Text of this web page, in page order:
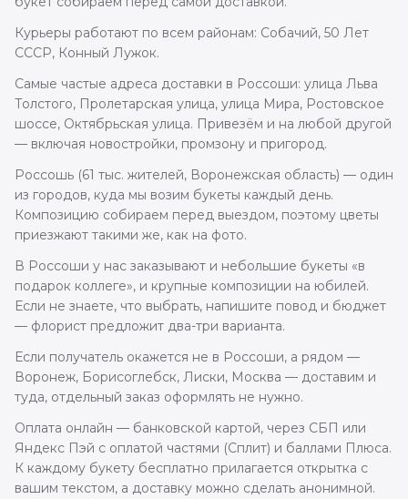
Курьеры работают по всем районам: Собачий, 50 Лет
СССР, Конный Лужок.
Самые частые адреса доставки в Россоши: улица Льва
Толстого, Пролетарская улица, улица Мира, Ростовское
шоссе, Октябрьская улица. Привезём и на любой другой
— включая новостройки, промзону и пригород.
Россошь (61 тыс. жителей, Воронежская область) — один
из городов, куда мы возим букеты каждый день.
Композицию собираем перед выездом, поэтому цветы
приезжают такими же, как на фото.
В Россоши у нас заказывают и небольшие букеты «в
подарок коллеге», и крупные композиции на юбилей.
Если не знаете, что выбрать, напишите повод и бюджет
— флорист предложит два-три варианта.
Если получатель окажется не в Россоши, а рядом —
Воронеж, Борисоглебск, Лиски, Москва — доставим и
туда, отдельный заказ оформлять не нужно.
Оплата онлайн — банковской картой, через СБП или
Яндекс Пэй с оплатой частями (Сплит) и баллами Плюса.
К каждому букету бесплатно прилагается открытка с
вашим текстом, а доставку можно сделать анонимной.